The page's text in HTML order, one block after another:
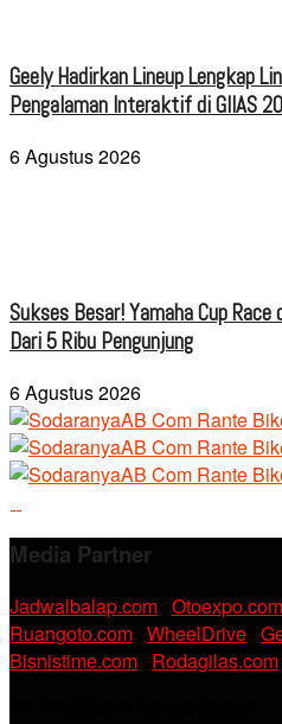
Geely Hadirkan Lineup Lengkap
Pengalaman Interaktif di GIIAS
6 Agustus 2026
Sukses Besar! Yamaha Cup
Dari 5 Ribu Pengunjung
6 Agustus 2026
Media Partner
Jadwalbalap.com Otoexpo.com
Ruangoto.com WheelDrive
Bisnistime.com Rodagilas.com